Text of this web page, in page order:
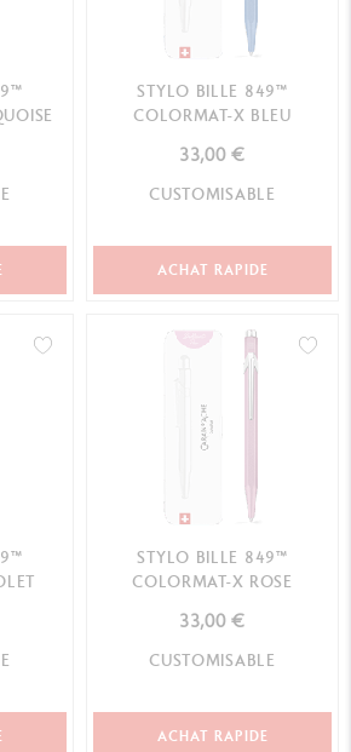
STYLO BILLE 849™
COLORMAT-X BLEU
33,00 €
CUSTOMISABLE
ACHAT RAPIDE
STYLO BILLE 849™
COLORMAT-X ROSE
33,00 €
CUSTOMISABLE
ACHAT RAPIDE